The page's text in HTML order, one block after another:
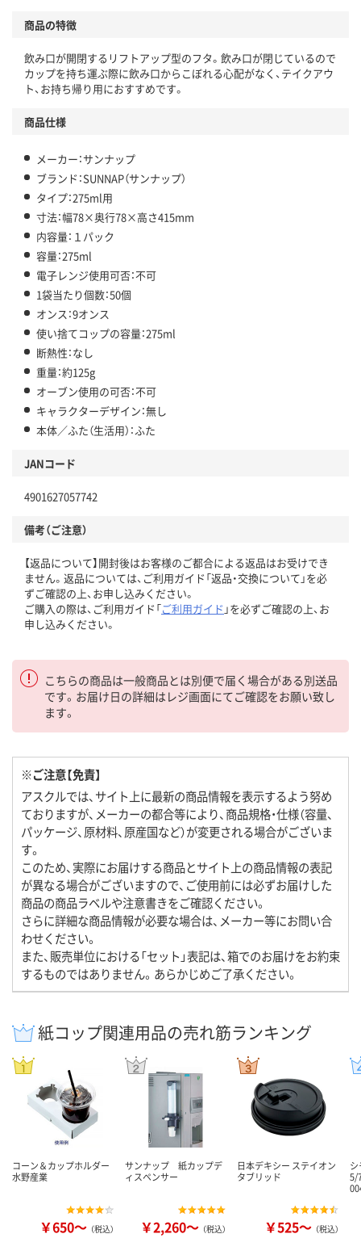
商品の特徴
飲み口が開閉するリフトアップ型のフタ。飲み口が閉じているので
カップを持ち運ぶ際に飲み口からこぼれる心配がなく、テイクアウ
ト、お持ち帰り用におすすめです。
商品仕様
メーカー：サンナップ
ブランド：SUNNAP（サンナップ）
タイプ：275ml用
寸法：幅78×奥行78×高さ415mm
内容量：１パック
容量：275ml
電子レンジ使用可否：不可
1袋当たり個数：50個
オンス：9オンス
使い捨てコップの容量：275ml
断熱性：なし
重量：約125g
オーブン使用の可否：不可
キャラクターデザイン：無し
本体／ふた（生活用）：ふた
JANコード
4901627057742
備考（ご注意）
【返品について】開封後はお客様のご都合による返品はお受けでき
ません。返品については、ご利用ガイド「返品・交換について」を必
ずご確認の上、お申し込みください。
ご購入の際は、ご利用ガイド「ご利用ガイド 」を必ずご確認の上、お
申し込みください。
こちらの商品は一般商品とは別便で届く場合がある別送品
です。お届け日の詳細はレジ画面にてご確認をお願い致し
ます。
※ご注意【免責】
アスクルでは、サイト上に最新の商品情報を表示するよう努め
ておりますが、メーカーの都合等により、商品規格・仕様（容量、
パッケージ、原材料、原産国など）が変更される場合がございま
す。
このため、実際にお届けする商品とサイト上の商品情報の表記
が異なる場合がございますので、ご使用前には必ずお届けした
商品の商品ラベルや注意書きをご確認ください。
さらに詳細な商品情報が必要な場合は、メーカー等にお問い合
わせください。
また、販売単位における「セット」表記は、箱でのお届けをお約束
するものではありません。あらかじめご了承ください。
紙コップ関連用品の売れ筋ランキング
コーン＆カップホルダー
水野産業
￥650～ （税込）
サンナップ 紙カップデ
ィスペンサー
￥2,260～ （税込）
日本デキシー ステイオン
タブリッド
￥525～ （税込）
5/